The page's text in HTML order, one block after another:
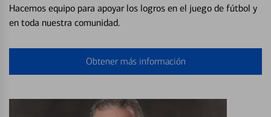
Hacemos equipo para apoyar los logros en el juego de fútbol y
en toda nuestra comunidad.
Obtener más información